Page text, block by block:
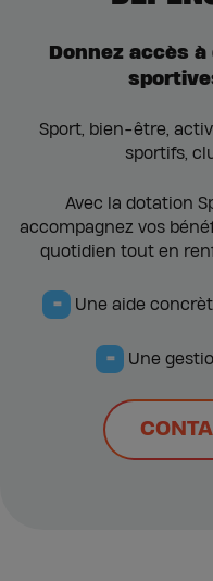
Donnez accès
Sport, bien-être,
sportifs,
Avec la dotation
accompagnez vos
quotidien tout en
= Une aide
= Une